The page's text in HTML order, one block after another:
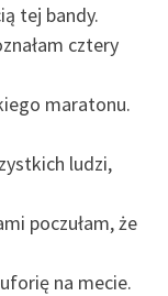
tej bandy.
cztery
maratonu.
ludzi,
poczułam, że
na mecie.